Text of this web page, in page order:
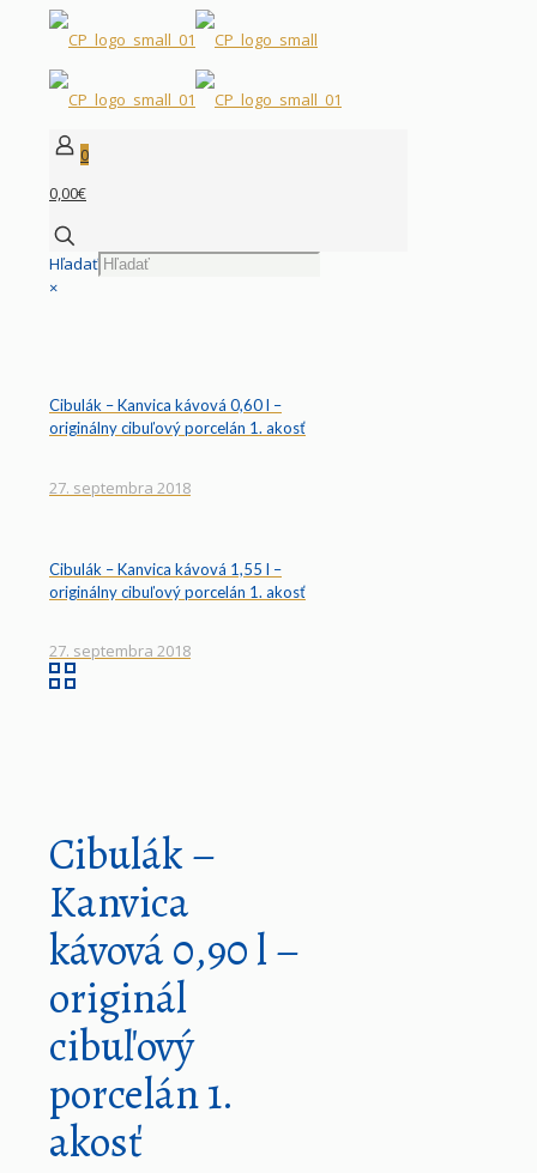
0
0,00€
Hľadať
×
Cibulák – Kanvica kávová 0,60 l –
originálny cibuľový porcelán 1. akosť
27. septembra 2018
Cibulák – Kanvica kávová 1,55 l –
originálny cibuľový porcelán 1. akosť
27. septembra 2018
Cibulák –
Kanvica
kávová 0,90 l –
originál
cibuľový
porcelán 1.
akosť